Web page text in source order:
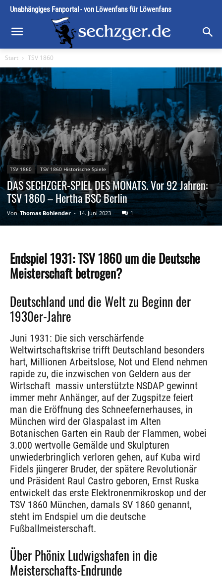
Unabhängiges Fanportal - von Löwenfans für Löwenfans
Start TSV 1860
TSV 1860 TSV 1860 Historische Spiele
DAS SECHZGER-SPIEL DES MONATS. Vor 92 Jahren:
TSV 1860 – Hertha BSC Berlin
Von Thomas Bohlender - 14. Juni 2023 1
Endspiel 1931: TSV 1860 um die Deutsche
Meisterschaft betrogen?
Deutschland und die Welt zu Beginn der
1930er-Jahre
Juni 1931: Die sich verschärfende
Weltwirtschaftskrise trifft Deutschland besonders
hart, Millionen Arbeitslose, Not und Elend nehmen
rapide zu, die inzwischen von Geldern aus der
Wirtschaft massiv unterstützte NSDAP gewinnt
immer mehr Anhänger, auf der Zugspitze feiert
man die Eröffnung des Schneefernerhauses, in
München wird der Glaspalast im Alten
Botanischen Garten ein Raub der Flammen, wobei
3.000 wertvolle Gemälde und Skulpturen
unwiederbringlich verloren gehen, auf Kuba wird
Fidels jüngerer Bruder, der spätere Revolutionär
und Präsident Raul Castro geboren, Ernst Ruska
entwickelt das erste Elektronenmikroskop und der
TSV 1860 München, damals SV 1860 genannt,
steht im Endspiel um die deutsche
Fußballmeisterschaft.
Über Phönix Ludwigshafen in die
Meisterschafts-Endrunde